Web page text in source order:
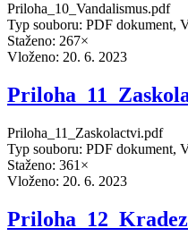
Priloha_10_Vandalismus.pdf
Typ souboru: PDF dokument,
Staženo: 267×
Vloženo: 20. 6. 2023
Priloha_11_Zaskolactvi.pdf
Typ souboru: PDF dokument,
Staženo: 361×
Vloženo: 20. 6. 2023